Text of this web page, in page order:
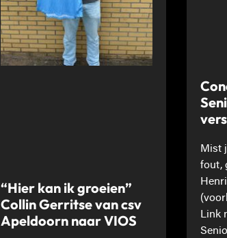
“Hier kan ik groeien”
Collin Gerritse van csv
Apeldoorn naar VIOS
Mist
fout,
Link